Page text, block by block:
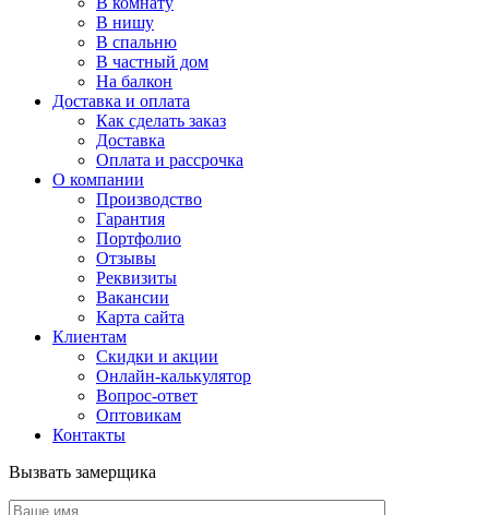
В нишу
В спальню
В частный дом
На балкон
Доставка и оплата
Как сделать заказ
Доставка
Оплата и рассрочка
О компании
Производство
Гарантия
Портфолио
Отзывы
Реквизиты
Вакансии
Карта сайта
Клиентам
Скидки и акции
Онлайн-калькулятор
Вопрос-ответ
Оптовикам
Контакты
Вызвать замерщика